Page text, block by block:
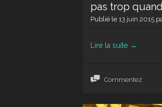
pas trop
Publié le 13 juin 2015
Lire la suite →
Commentez